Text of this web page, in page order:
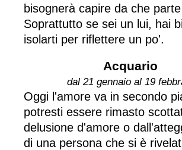
bisognerà capire da che
Soprattutto se sei un lui, hai
isolarti per riflettere un po'.
Acquario
dal 21 gennaio al 19
Oggi l'amore va in secondo
potresti essere rimasto
delusione d'amore o
di una persona che si è